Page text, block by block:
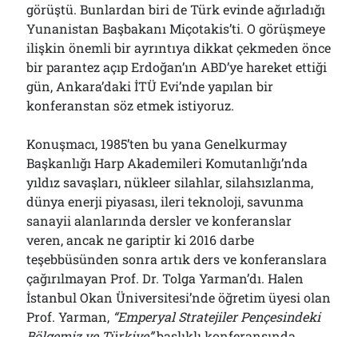
görüştü. Bunlardan biri de Türk evinde ağırladığı
Yunanistan Başbakanı Miçotakis’ti. O görüşmeye
ilişkin önemli bir ayrıntıya dikkat çekmeden önce
bir parantez açıp Erdoğan’ın ABD’ye hareket ettiği
gün, Ankara’daki İTÜ Evi’nde yapılan bir
konferanstan söz etmek istiyoruz.
Konuşmacı, 1985’ten bu yana Genelkurmay
Başkanlığı Harp Akademileri Komutanlığı’nda
yıldız savaşları, nükleer silahlar, silahsızlanma,
dünya enerji piyasası, ileri teknoloji, savunma
sanayii alanlarında dersler ve konferanslar
veren, ancak ne gariptir ki 2016 darbe
teşebbüsünden sonra artık ders ve konferanslara
çağırılmayan Prof. Dr. Tolga Yarman’dı. Halen
İstanbul Okan Üniversitesi’nde öğretim üyesi olan
Prof. Yarman, “Emperyal Stratejiler Pençesindeki